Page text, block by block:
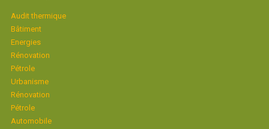
Audit thermique
Bâtiment
Energies
Rénovation
Pétrole
Urbanisme
Rénovation
Pétrole
Automobile